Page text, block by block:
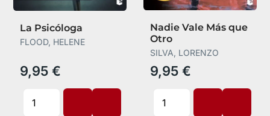
La Psicóloga
FLOOD, HELENE
9,95 €
Nadie Vale Más que
Otro
SILVA, LORENZO
9,95 €